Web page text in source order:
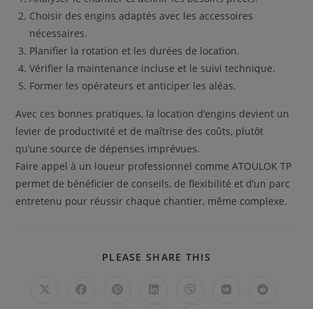
Choisir des engins adaptés avec les accessoires
nécessaires.
Planifier la rotation et les durées de location.
Vérifier la maintenance incluse et le suivi technique.
Former les opérateurs et anticiper les aléas.
Avec ces bonnes pratiques, la location d’engins devient un
levier de productivité et de maîtrise des coûts, plutôt
qu’une source de dépenses imprévues.
Faire appel à un loueur professionnel comme ATOULOK TP
permet de bénéficier de conseils, de flexibilité et d’un parc
entretenu pour réussir chaque chantier, même complexe.
PLEASE SHARE THIS
Ouvrir
Ouvrir Ouvrir Ouvrir Ouvrir Ouvrir Ouvrir